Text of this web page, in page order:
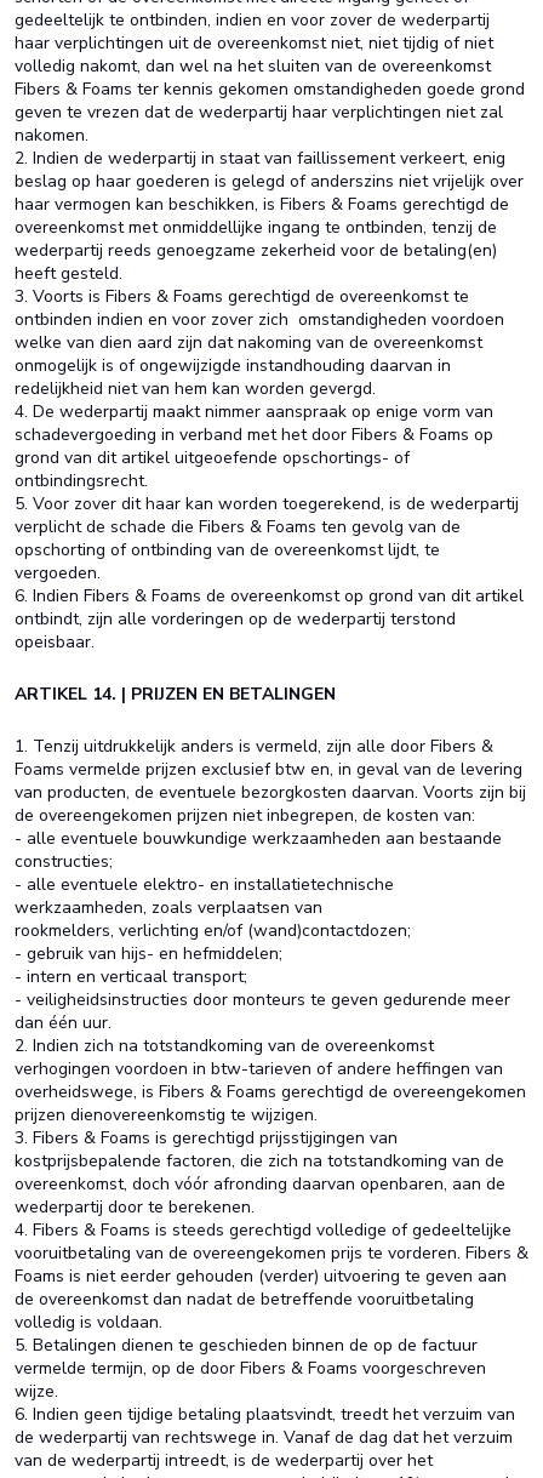
gedeeltelijk te ontbinden, indien en voor zover de wederpartij
haar verplichtingen uit de overeenkomst niet, niet tijdig of niet
volledig nakomt, dan wel na het sluiten van de overeenkomst
Fibers & Foams ter kennis gekomen omstandigheden goede grond
geven te vrezen dat de wederpartij haar verplichtingen niet zal
nakomen.
2. Indien de wederpartij in staat van faillissement verkeert, enig
beslag op haar goederen is gelegd of anderszins niet vrijelijk over
haar vermogen kan beschikken, is Fibers & Foams gerechtigd de
overeenkomst met onmiddellijke ingang te ontbinden, tenzij de
wederpartij reeds genoegzame zekerheid voor de betaling(en)
heeft gesteld.
3. Voorts is Fibers & Foams gerechtigd de overeenkomst te
ontbinden indien en voor zover zich omstandigheden voordoen
welke van dien aard zijn dat nakoming van de overeenkomst
onmogelijk is of ongewijzigde instandhouding daarvan in
redelijkheid niet van hem kan worden gevergd.
4. De wederpartij maakt nimmer aanspraak op enige vorm van
schadevergoeding in verband met het door Fibers & Foams op
grond van dit artikel uitgeoefende opschortings- of
ontbindingsrecht.
5. Voor zover dit haar kan worden toegerekend, is de wederpartij
verplicht de schade die Fibers & Foams ten gevolg van de
opschorting of ontbinding van de overeenkomst lijdt, te
vergoeden.
6. Indien Fibers & Foams de overeenkomst op grond van dit artikel
ontbindt, zijn alle vorderingen op de wederpartij terstond
opeisbaar.
ARTIKEL 14. | PRIJZEN EN BETALINGEN
1. Tenzij uitdrukkelijk anders is vermeld, zijn alle door Fibers &
Foams vermelde prijzen exclusief btw en, in geval van de levering
van producten, de eventuele bezorgkosten daarvan. Voorts zijn bij
de overeengekomen prijzen niet inbegrepen, de kosten van:
- alle eventuele bouwkundige werkzaamheden aan bestaande
constructies;
- alle eventuele elektro- en installatietechnische
werkzaamheden, zoals verplaatsen van
rookmelders, verlichting en/of (wand)contactdozen;
- gebruik van hijs- en hefmiddelen;
- intern en verticaal transport;
- veiligheidsinstructies door monteurs te geven gedurende meer
dan één uur.
2. Indien zich na totstandkoming van de overeenkomst
verhogingen voordoen in btw-tarieven of andere heffingen van
overheidswege, is Fibers & Foams gerechtigd de overeengekomen
prijzen dienovereenkomstig te wijzigen.
3. Fibers & Foams is gerechtigd prijsstijgingen van
kostprijsbepalende factoren, die zich na totstandkoming van de
overeenkomst, doch vóór afronding daarvan openbaren, aan de
wederpartij door te berekenen.
4. Fibers & Foams is steeds gerechtigd volledige of gedeeltelijke
vooruitbetaling van de overeengekomen prijs te vorderen. Fibers &
Foams is niet eerder gehouden (verder) uitvoering te geven aan
de overeenkomst dan nadat de betreffende vooruitbetaling
volledig is voldaan.
5. Betalingen dienen te geschieden binnen de op de factuur
vermelde termijn, op de door Fibers & Foams voorgeschreven
wijze.
6. Indien geen tijdige betaling plaatsvindt, treedt het verzuim van
de wederpartij van rechtswege in. Vanaf de dag dat het verzuim
van de wederpartij intreedt, is de wederpartij over het